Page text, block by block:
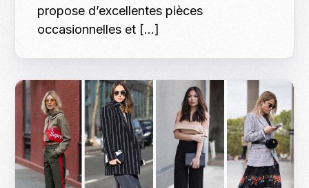
propose d’excellentes pièces
occasionnelles et […]